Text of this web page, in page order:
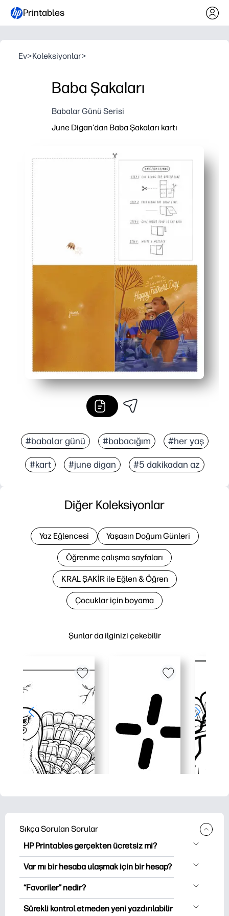
Printables
Ev>Koleksiyonlar>
Baba Şakaları
Babalar Günü Serisi
June Digan'dan Baba Şakaları kartı
#babalar günü #babacığım #her yaş
#kart #june digan #5 dakikadan az
Şunlar da ilginizi çekebilir
Diğer Koleksiyonlar
Yaz Eğlencesi Yaşasın Doğum Günleri
Öğrenme çalışma sayfaları
KRAL ŞAKİR ile Eğlen & Öğren
Çocuklar için boyama
Sıkça Sorulan Sorular
HP Printables gerçekten ücretsiz mi?
HP Printables, indirme ve indirme için
2,500'den fazla ücretsiz yazılabilir ürün
sunar. Popüler boyama sayfaları,
eğlenceli çalışma öğrenme sayfaları, el
sanatları ve haritaları için özel günler,
Var mı bir hesaba ulaşmak için bir hesap?
Hesabı oluşturmadan keşfedebilir ve
sevdiğiniz yazıcı öğenizi kaydetmeniz ve
“Favoriler” nedir?
S@ , Kullanıcılar, kişisel olarak
Sürekli kontrol etmeden yeni yazdırılabilir